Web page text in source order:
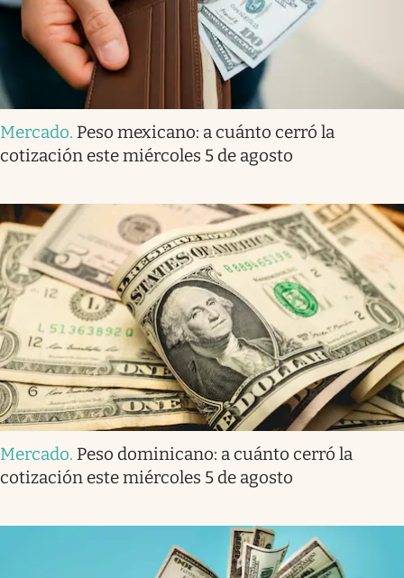
Mercado. Peso mexicano: a cuánto cerró la
cotización este miércoles 5 de agosto
Mercado. Peso dominicano: a cuánto cerró la
cotización este miércoles 5 de agosto